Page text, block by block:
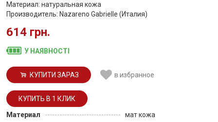
Материал: натуральная кожа
Производитель: Nazareno Gabrielle (Италия)
614 грн.
У НАЯВНОСТІ
КУПИТИ ЗАРАЗ в избранное
Материал
мат кожа